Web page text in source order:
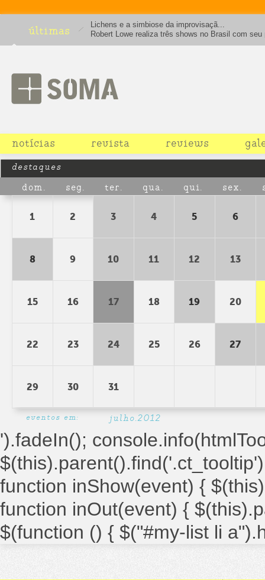
últimas
Lichens e a simbiose da improvisaçã...
Robert Lowe realiza três shows no Brasil com seu
solo. Leia entrevista.
notícias revista reviews
destaques
dom. seg. ter. qua. qui. sex.
1 2 3 4 5 6
8 9 10 11 12 13
15 16 17 18 19 20
22 23 24 25 26 27
29 30 31
eventos em: julho.2012
').fadeIn();
function inShow(event) {
function inOut(event) {
$(function () { $("#my-list li